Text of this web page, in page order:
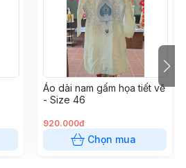
Áo dài nam gấm họa tiết vẽ
- Size 46
920.000đ
Chọn mua